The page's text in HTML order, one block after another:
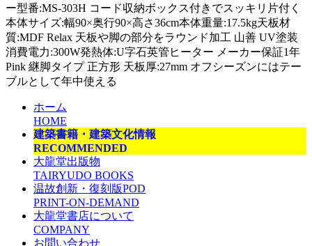
ー型番:MS-303H コード収納ボックス付きでスッキリ片付く
本体サイズ:幅90×奥行90×高さ36cm本体重量:17.5kg天板材
質:MDF Relax 天板や脚の部分をラウンド加工 山善 UV塗装
消費電力:300W発熱体:U字石英管ヒーター メーカー保証1年
Pink 継脚タイプ 正方形 天板厚:27mm オフシーズンにはテー
ブルとして年中使える
ホーム
HOME
建築書籍・建築文化情報
RECOMMENDED
大龍堂出版物
TAIRYUDO BOOKS
温故創新・復刻版POD
PRINT-ON-DEMAND
大龍堂書店について
COMPANY
お問い合わせ